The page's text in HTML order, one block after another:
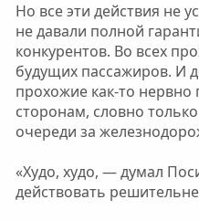
Но все эти действия не
не давали полной
конкурентов. Во всех
будущих пассажиров. И
прохожие как-то нервно
сторонам, словно
очереди за
«Худо, худо, — думал
действовать